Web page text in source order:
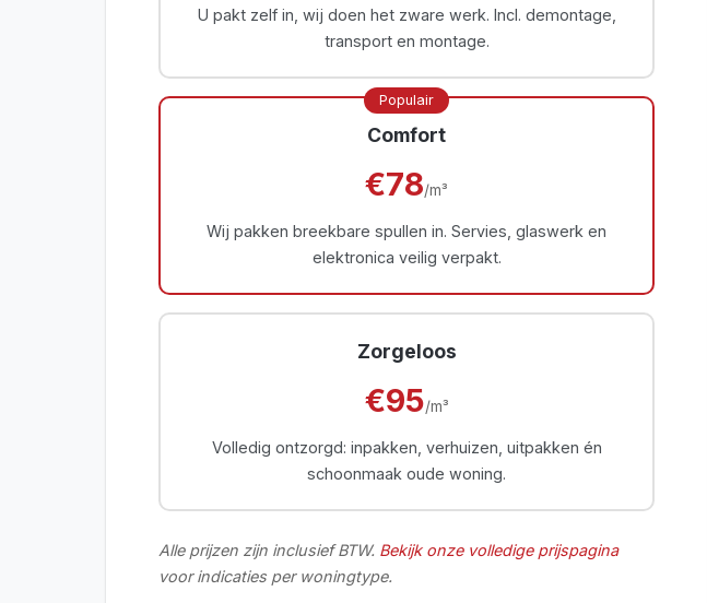
U pakt zelf in, wij doen het zware werk. Incl. demontage,
transport en montage.
Populair
Comfort
€78/m³
Wij pakken breekbare spullen in. Servies, glaswerk en
elektronica veilig verpakt.
Zorgeloos
€95/m³
Volledig ontzorgd: inpakken, verhuizen, uitpakken én
schoonmaak oude woning.
Alle prijzen zijn inclusief BTW. Bekijk onze volledige prijspagina
voor indicaties per woningtype.